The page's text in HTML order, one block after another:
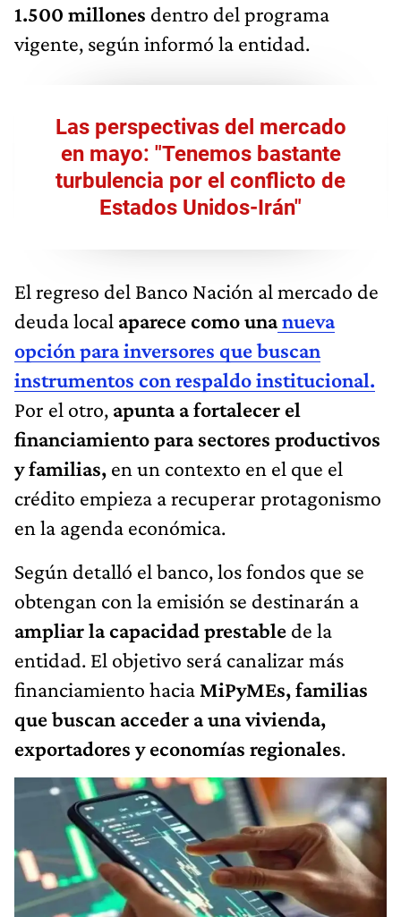
1.500 millones dentro del programa
vigente, según informó la entidad.
Las perspectivas del mercado
en mayo: "Tenemos bastante
turbulencia por el conflicto de
Estados Unidos-Irán"
El regreso del Banco Nación al mercado de
deuda local aparece como unanueva
opción para inversores que buscan
instrumentos con respaldo institucional.
Por el otro, apunta a fortalecer el
financiamiento para sectores productivos
y familias, en un contexto en el que el
crédito empieza a recuperar protagonismo
en la agenda económica.
Según detalló el banco, los fondos que se
obtengan con la emisión se destinarán a
ampliar la capacidad prestable de la
entidad. El objetivo será canalizar más
financiamiento hacia MiPyMEs, familias
que buscan acceder a una vivienda,
exportadores y economías regionales.